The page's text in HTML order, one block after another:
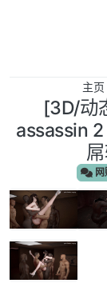
主页
[3D/动
assassin